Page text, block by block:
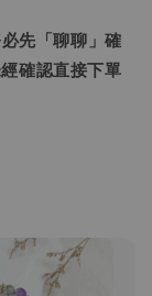
先「聊聊」確
確認直接下單